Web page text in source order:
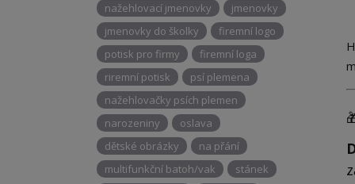
nažehlovací jmenovky
jmenovky
jmenovky do školky
firemní logo
potisk pro firmy
firemní loga
riremní potisk
psí plemena
nažehlovačky psích plemen
narozeniny
oslava
dětské obrázky
na přání
multifunkční batoh/vak
stánek